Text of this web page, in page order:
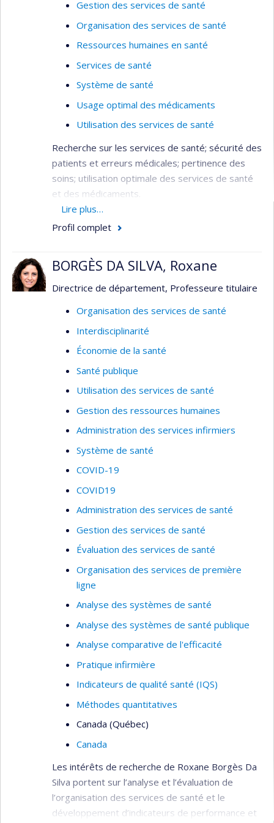
Gestion des services de santé
Organisation des services de santé
Ressources humaines en santé
Services de santé
Système de santé
Usage optimal des médicaments
Utilisation des services de santé
Recherche sur les services de santé; sécurité des
patients et erreurs médicales; pertinence des
soins; utilisation optimale des services de santé
et des médicaments.
Domaine : Planification / Évaluation - Santé
publique / communautaire - Services de
Méthodologie : Évaluative - Recherche sur
les services de santé
Lire plus…
Profil complet
BORGÈS DA SILVA, Roxane
Directrice de département, Professeure titulaire
Organisation des services de santé
Interdisciplinarité
Économie de la santé
Santé publique
Utilisation des services de santé
Gestion des ressources humaines
Administration des services infirmiers
Système de santé
COVID-19
COVID19
Administration des services de santé
Gestion des services de santé
Évaluation des services de santé
Organisation des services de première
ligne
Analyse des systèmes de santé
Analyse des systèmes de santé publique
Analyse comparative de l'efficacité
Pratique infirmière
Indicateurs de qualité santé (IQS)
Méthodes quantitatives
Canada (Québec)
Canada
Les intérêts de recherche de Roxane Borgès Da
Silva portent sur l’analyse et l’évaluation de
l’organisation des services de santé et le
développement d’indicateurs de performance et